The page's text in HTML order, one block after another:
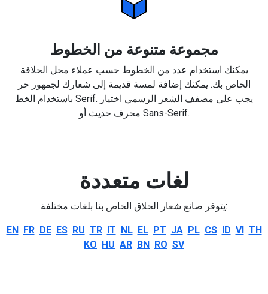
مجموعة متنوعة من الخطوط
يمكنك استخدام عدد من الخطوط حسب عملاء محل الحلاقة
الخاص بك. يمكنك إضافة لمسة قديمة إلى شعارك لجمهور حر
باستخدام الخط Serif. يجب على مصفف الشعر الرسمي اختيار
محرف حديث أو Sans-Serif.
لغات متعددة
يتوفر صانع شعار الحلاق الخاص بنا بلغات مختلفة:
EN FR DE ES RU TR IT NL EL PT JA PL CS ID VI TH
KO HU AR BN RO SV